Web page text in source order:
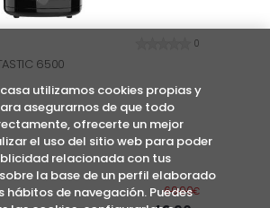
0
6500
69,90€Abans
utilizamos cookies propias y
asegurarnos de que todo
ofrecerte un mejor
el uso del sitio web para poder
relacionada con tus
la base de un perfil elaborado
hábitos de navegación. Puedes